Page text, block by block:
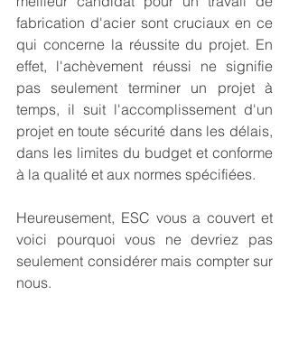
fabrication d'acier sont cruciaux en ce
qui concerne la réussite du projet. En
effet, l'achèvement réussi ne signifie
pas seulement terminer un projet à
temps, il suit l'accomplissement d'un
projet en toute sécurité dans les délais,
dans les limites du budget et conforme
à la qualité et aux normes spécifiées.
Heureusement, ESC vous a couvert et
voici pourquoi vous ne devriez pas
seulement considérer mais compter sur
nous.